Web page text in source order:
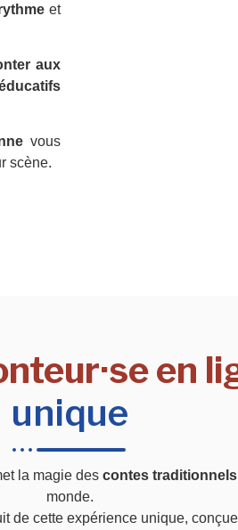
et
aux
vous
scène.
en
unique
la magie des contes traditionnels
monde.
de cette expérience unique,